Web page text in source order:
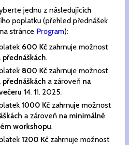
jednu z následujících
poplatku (přehled přednášek
stránce Program):
600 Kč zahrnuje možnost
přednáškách.
800 Kč zahrnuje možnost
přednáškách a zároveň na
14. 11. 2025.
1000 Kč zahrnuje možnost
a zároveň na minimálně
workshopu.
1200 Kč zahrnuje možnost